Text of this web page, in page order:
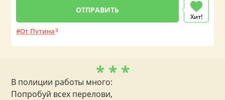
Хит!
От Путина3
* * *
В полиции работы много:
Попробуй всех перелови,